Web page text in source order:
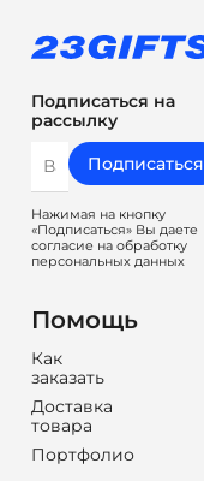
Подписаться на
рассылку
Подписаться
Нажимая на кнопку
«Подписаться» Вы даете
согласие на обработку
персональных данных
Помощь
Как
заказать
Доставка
товара
Портфолио